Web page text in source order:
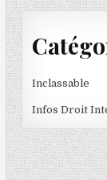
Inclassable
Infos Droit